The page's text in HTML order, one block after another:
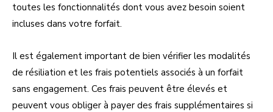
toutes les fonctionnalités dont vous avez besoin soient
incluses dans votre forfait.
Il est également important de bien vérifier les modalités
de résiliation et les frais potentiels associés à un forfait
sans engagement. Ces frais peuvent être élevés et
peuvent vous obliger à payer des frais supplémentaires si